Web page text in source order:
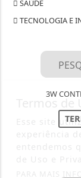
SAÚDE
TECNOLOGIA E
3W
Esse site
entendemos
de Uso e